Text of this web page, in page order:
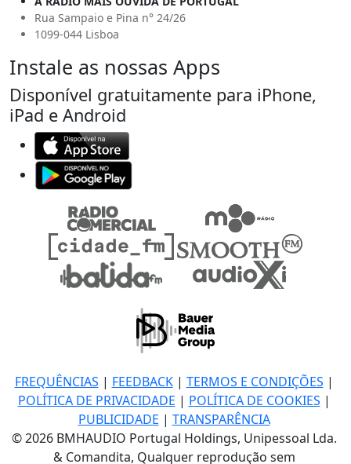
Rua Sampaio e Pina n° 24/26
1099-044 Lisboa
Instale as nossas Apps
Disponível gratuitamente para iPhone,
iPad e Android
FREQUÊNCIAS | FEEDBACK| TERMOS E CONDIÇÕES |
POLÍTICA DE PRIVACIDADE | POLÍTICA DE COOKIES |
PUBLICIDADE | TRANSPARÊNCIA
© 2026 BMHAUDIO Portugal Holdings, Unipessoal Lda.
& Comandita, Qualquer reprodução sem